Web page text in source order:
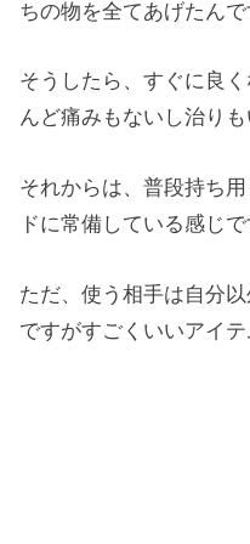
ちの物を全てあげたんで
そうしたら、すぐに良
んど痛みもないし治り
それからは、普段持ち
ドに常備している感じで
ただ、使う相手は自分
ですがすごくいいアイ